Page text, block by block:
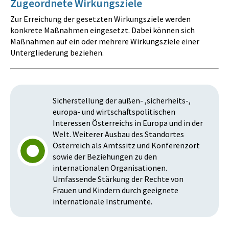
Zugeordnete Wirkungsziele
Zur Erreichung der gesetzten Wirkungsziele werden
konkrete Maßnahmen eingesetzt. Dabei können sich
Maßnahmen auf ein oder mehrere Wirkungsziele einer
Untergliederung beziehen.
Sicherstellung der außen- ,sicherheits-,
europa- und wirtschaftspolitischen
Interessen Österreichs in Europa und in der
Welt. Weiterer Ausbau des Standortes
Österreich als Amtssitz und Konferenzort
sowie der Beziehungen zu den
internationalen Organisationen.
Umfassende Stärkung der Rechte von
Frauen und Kindern durch geeignete
internationale Instrumente.